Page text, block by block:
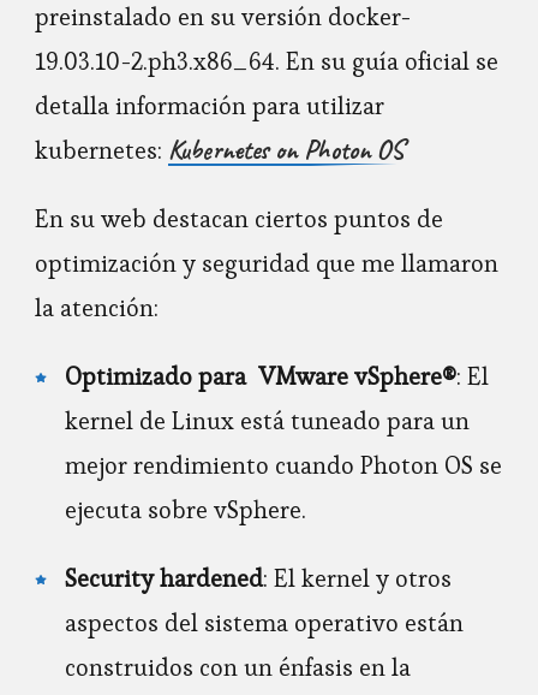
preinstalado en su versión docker-
19.03.10-2.ph3.x86_64. En su guía oficial se
detalla información para utilizar
kubernetes: Kubernetes on Photon OS
En su web destacan ciertos puntos de
optimización y seguridad que me llamaron
la atención:
Optimizado para VMware vSphere®: El
kernel de Linux está tuneado para un
mejor rendimiento cuando Photon OS se
ejecuta sobre vSphere.
Security hardened: El kernel y otros
aspectos del sistema operativo están
construidos con un énfasis en la